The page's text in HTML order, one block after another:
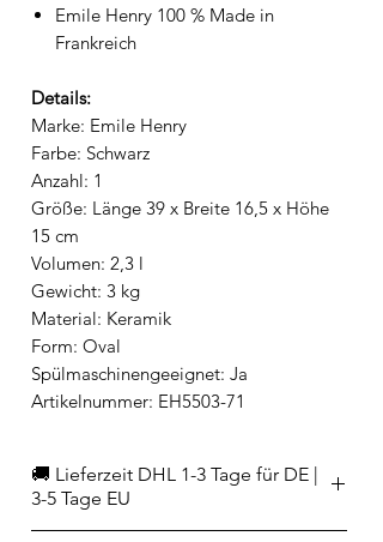
Emile Henry 100 % Made in
Frankreich
Details:
Marke: Emile Henry
Farbe: Schwarz
Anzahl: 1
Größe: Länge 39 x Breite 16,5 x Höhe
15 cm
Volumen: 2,3 l
Gewicht: 3 kg
Material: Keramik
Form: Oval
Spülmaschinengeeignet: Ja
Artikelnummer: EH5503-71
🚚 Lieferzeit DHL 1-3 Tage für DE |
3-5 Tage EU